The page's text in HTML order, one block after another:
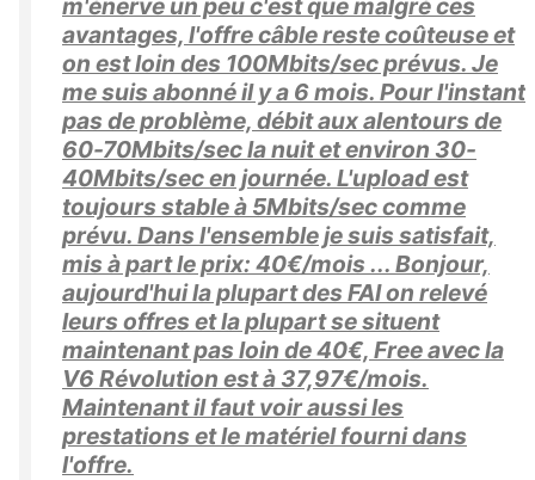
m'énerve un peu c'est que malgré ces
avantages, l'offre câble reste coûteuse et
on est loin des 100Mbits/sec prévus. Je
me suis abonné il y a 6 mois. Pour l'instant
pas de problème, débit aux alentours de
60-70Mbits/sec la nuit et environ 30-
40Mbits/sec en journée. L'upload est
toujours stable à 5Mbits/sec comme
prévu. Dans l'ensemble je suis satisfait,
mis à part le prix: 40€/mois ... Bonjour,
aujourd'hui la plupart des FAI on relevé
leurs offres et la plupart se situent
maintenant pas loin de 40€, Free avec la
V6 Révolution est à 37,97€/mois.
Maintenant il faut voir aussi les
prestations et le matériel fourni dans
l'offre.